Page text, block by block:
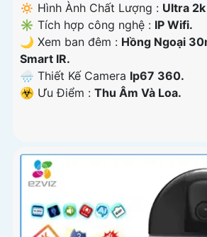
🔅 Hình Ành Chất Lượng : Ultra 2k
✳️ Tích hợp công nghệ : IP Wifi.
🌙 Xem ban đêm : Hồng Ngoại
Smart IR.
🌧️ Thiết Kế Camera Ip67 360.
️☣️ Ưu Điểm : Thu Âm Và Loa.